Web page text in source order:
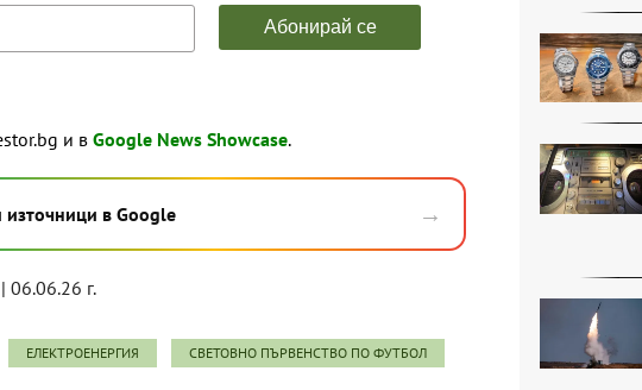
и в Google News Showcase.
в Google →
06.06.26 г.
ЕЛЕКТРОЕНЕРГИЯ СВЕТОВНО ПЪРВЕНСТВО ПО ФУТБОЛ